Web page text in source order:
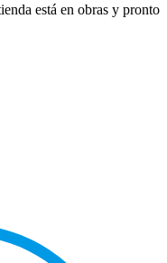
está en obras y pronto